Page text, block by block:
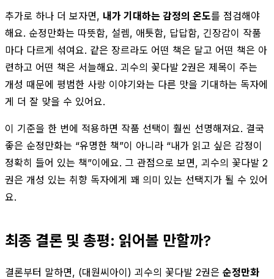
추가로 하나 더 보자면, 내가 기대하는 감정의 온도를 점검해야
해요. 순정만화는 따뜻함, 설렘, 애틋함, 답답함, 긴장감이 작품
마다 다르게 섞여요. 같은 장르라도 어떤 책은 달고 어떤 책은 아
련하고 어떤 책은 서늘해요. 괴수의 꽃다발 2권은 제목이 주는
개성 때문에 평범한 사랑 이야기와는 다른 맛을 기대하는 독자에
게 더 잘 맞을 수 있어요.
이 기준을 한 번에 적용하면 작품 선택이 훨씬 선명해져요. 결국
좋은 순정만화는 “유명한 책”이 아니라 “내가 읽고 싶은 감정이
정확히 들어 있는 책”이에요. 그 관점으로 보면, 괴수의 꽃다발 2
권은 개성 있는 취향 독자에게 꽤 의미 있는 선택지가 될 수 있어
요.
최종 결론 및 총평: 읽어볼 만할까?
결론부터 말하면, (대원씨아이) 괴수의 꽃다발 2권은 순정만화